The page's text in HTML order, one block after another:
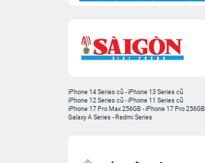
iPhone 14 Series cũ -iPhone 13 Series cũ
iPhone 12 Series cũ -iPhone 11 Series cũ
iPhone 17 Pro Max 256GB -iPhone 17 Pro 256GB
Galaxy A Series - Redmi Series